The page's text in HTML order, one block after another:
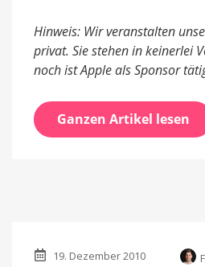
Hinweis: Wir veranstalten
privat. Sie stehen in keinerlei
noch ist Apple als Sponsor
Ganzen Artikel lesen
19. Dezember 2010